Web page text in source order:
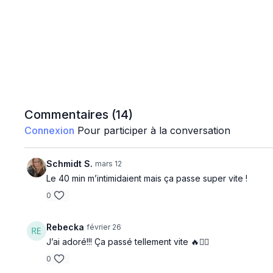
Commentaires (14)
Connexion Pour participer à la conversation
Schmidt S. mars 12
Le 40 min m’intimidaient mais ça passe super vite !
0
Rebecka février 26
J’ai adoré!!! Ça passé tellement vite 🔥❤️‍🔥
0